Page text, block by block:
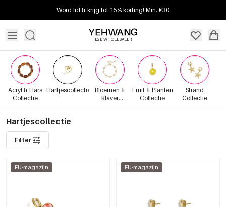
Word lid & krijg tot 15% korting! Min. €30
B2B WHOLESALER
Acryl & Hars
Collectie
Hartjescollectie
Bloemen &
Klaver
collectie
Fruit & Planten
Collectie
Strand
Collectie
Hartjescollectie
Filter
EU-magazijn EU-magazijn